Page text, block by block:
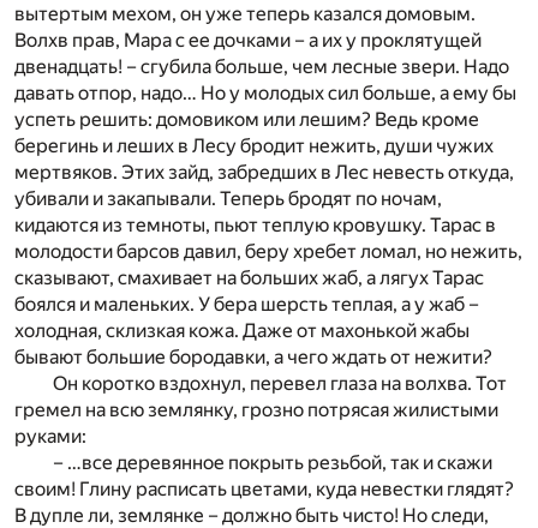
вытертым мехом, он уже теперь казался домовым.
Волхв прав, Мара с ее дочками – а их у проклятущей
двенадцать! – сгубила больше, чем лесные звери. Надо
давать отпор, надо… Но у молодых сил больше, а ему бы
успеть решить: домовиком или лешим? Ведь кроме
берегинь и леших в Лесу бродит нежить, души чужих
мертвяков. Этих зайд, забредших в Лес невесть откуда,
убивали и закапывали. Теперь бродят по ночам,
кидаются из темноты, пьют теплую кровушку. Тарас в
молодости барсов давил, беру хребет ломал, но нежить,
сказывают, смахивает на больших жаб, а лягух Тарас
боялся и маленьких. У бера шерсть теплая, а у жаб –
холодная, склизкая кожа. Даже от махонькой жабы
бывают большие бородавки, а чего ждать от нежити?
Он коротко вздохнул, перевел глаза на волхва. Тот
гремел на всю землянку, грозно потрясая жилистыми
руками:
– …все деревянное покрыть резьбой, так и скажи
своим! Глину расписать цветами, куда невестки глядят?
В дупле ли, землянке – должно быть чисто! Но следи,